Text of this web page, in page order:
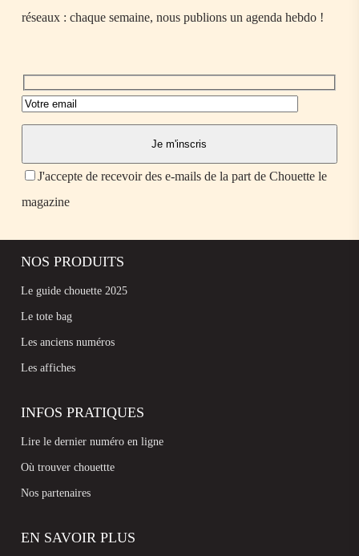
réseaux : chaque semaine, nous publions un agenda hebdo !
J'accepte de recevoir des e-mails de la part de Chouette le
magazine
NOS PRODUITS
Le guide chouette 2025
Le tote bag
Les anciens numéros
Les affiches
INFOS PRATIQUES
Lire le dernier numéro en ligne
Où trouver chouettte
Nos partenaires
EN SAVOIR PLUS